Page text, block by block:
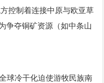
控制着连接中原与欧亚草
争夺铜矿资源（如中条山
球冷干化迫使游牧民族南